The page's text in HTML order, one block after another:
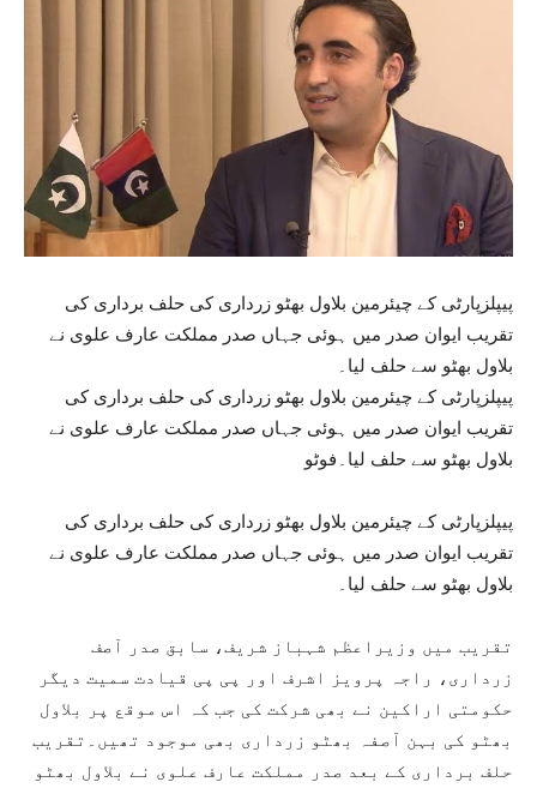
پیپلزپارٹی کے چیئرمین بلاول بھٹو زرداری کی حلف برداری کی
تقریب ایوان صدر میں ہوئی جہاں صدر مملکت عارف علوی نے
بلاول بھٹو سے حلف لیا۔
پیپلزپارٹی کے چیئرمین بلاول بھٹو زرداری کی حلف برداری کی
تقریب ایوان صدر میں ہوئی جہاں صدر مملکت عارف علوی نے
بلاول بھٹو سے حلف لیا۔فوٹو
پیپلزپارٹی کے چیئرمین بلاول بھٹو زرداری کی حلف برداری کی
تقریب ایوان صدر میں ہوئی جہاں صدر مملکت عارف علوی نے
بلاول بھٹو سے حلف لیا۔
تقریب میں وزیراعظم شہباز شریف، سابق صدر آصف
زرداری، راجہ پرویز اشرف اور پی پی قیادت سمیت دیگر
حکومتی اراکین نے بھی شرکت کی جب کہ اس موقع پر بلاول
بھٹو کی بہن آصفہ بھٹو زرداری بھی موجود تھیں۔تقریب
حلف برداری کے بعد صدر مملکت عارف علوی نے بلاول بھٹو